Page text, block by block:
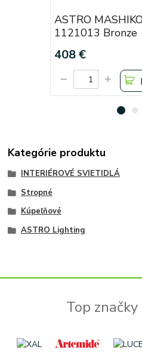
ASTRO
1121013 Bronze
408 €
Kategórie produktu
INTERIÉROVÉ SVIETIDLÁ
Stropné
Kúpeľňové
ASTRO Lighting
Top